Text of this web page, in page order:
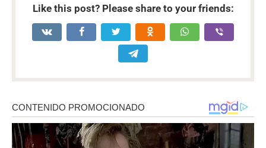
Like this post? Please share to your friends: